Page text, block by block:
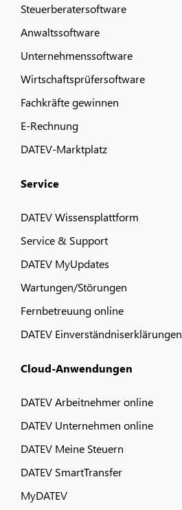
Steuerberatersoftware
Anwaltssoftware
Unternehmenssoftware
Wirtschaftsprüfersoftware
Fachkräfte gewinnen
E-Rechnung
DATEV-Marktplatz
Service
DATEV Wissensplattform
Service & Support
DATEV MyUpdates
Wartungen/Störungen
Fernbetreuung online
DATEV Einverständniserklärungen
Cloud-Anwendungen
DATEV Arbeitnehmer online
DATEV Unternehmen online
DATEV Meine Steuern
DATEV SmartTransfer
MyDATEV